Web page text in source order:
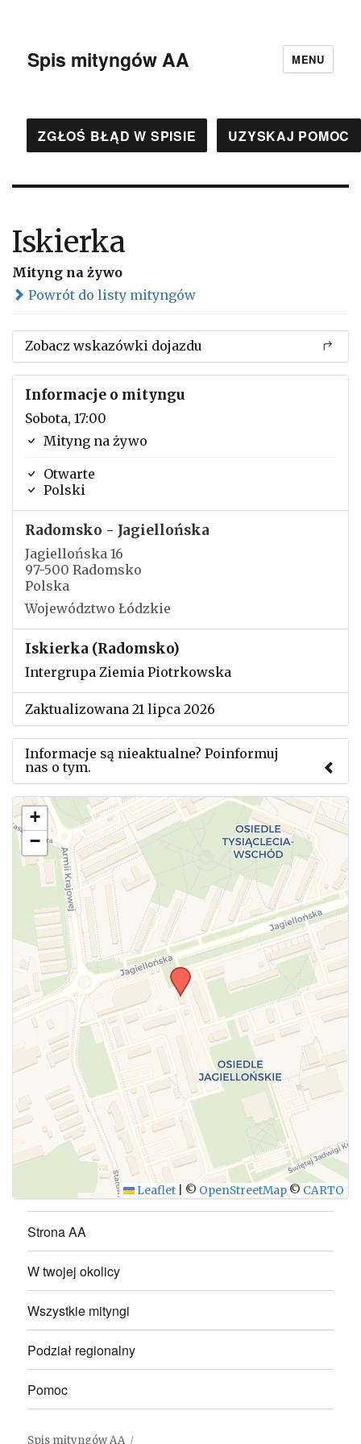
Spis mityngów AA MENU
ZGŁOŚ BŁĄD W SPISIE UZYSKAJ POMOC
Iskierka
Mityng na żywo
Powrót do listy mityngów
Zobacz wskazówki dojazdu
Informacje o mityngu
Sobota, 17:00
Mityng na żywo
Otwarte
Polski
Radomsko - Jagiellońska
Jagiellońska 16
97-500 Radomsko
Polska
Województwo Łódzkie
Iskierka (Radomsko)
Intergrupa Ziemia Piotrkowska
Zaktualizowana 21 lipca 2026
Informacje są nieaktualne? Poinformuj
nas o tym.
Użyj tego formularza aby przesłać informację o
zmianach w powyższym mityngu.
WYŚLIJ
+
−
Leaflet © OpenStreetMap © CARTO
Strona AA
W twojej okolicy
Wszystkie mityngi
Podział regionalny
Pomoc
Spis mityngów AA